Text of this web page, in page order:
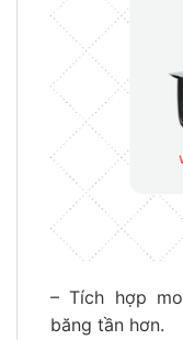
– Tích hợp
băng tần hơn.